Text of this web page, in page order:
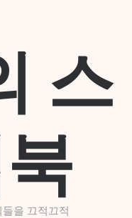
스
을 끄적끄적